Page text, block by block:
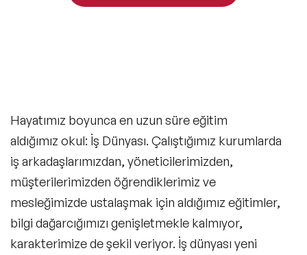
Hayatımız boyunca en uzun süre eğitim
aldığımız okul: İş Dünyası. Çalıştığımız kurumlarda
iş arkadaşlarımızdan, yöneticilerimizden,
müşterilerimizden öğrendiklerimiz ve
mesleğimizde ustalaşmak için aldığımız eğitimler,
bilgi dağarcığımızı genişletmekle kalmıyor,
karakterimize de şekil veriyor. İş dünyası yeni